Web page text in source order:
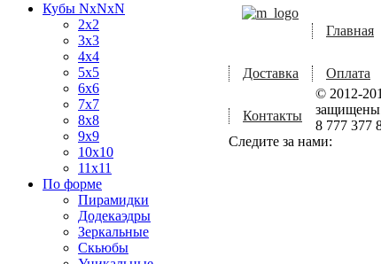
Кубы NxNxN
2x2
3x3
4x4
5x5
6x6
7x7
8x8
9x9
10x10
11x11
По форме
Пирамидки
Додекаэдры
Зеркальные
Скьюбы
Главная
Доставка Оплата
Контакты
© 2012-
8 777 377
Следите за нами: